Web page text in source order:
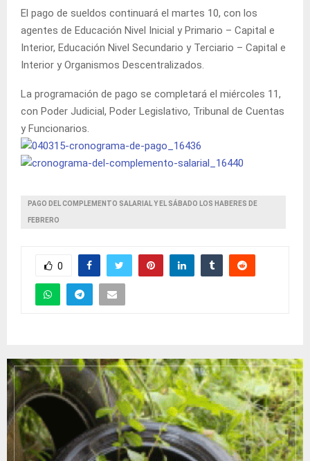
El pago de sueldos continuará el martes 10, con los
agentes de Educación Nivel Inicial y Primario – Capital e
Interior, Educación Nivel Secundario y Terciario – Capital e
Interior y Organismos Descentralizados.
La programación de pago se completará el miércoles 11,
con Poder Judicial, Poder Legislativo, Tribunal de Cuentas
y Funcionarios.
PAGO DEL COMPLEMENTO SALARIAL Y EL SÁBADO LOS HABERES DE
FEBRERO
0